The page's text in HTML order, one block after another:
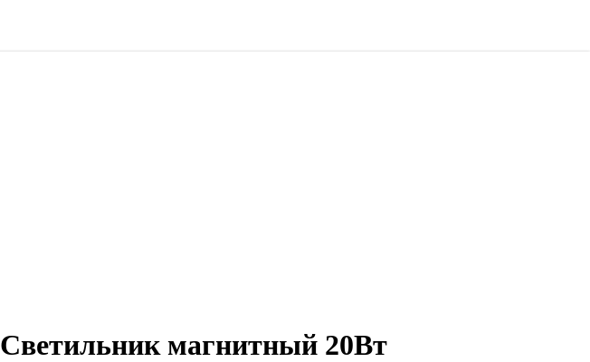
Светильник магнитный 20Вт